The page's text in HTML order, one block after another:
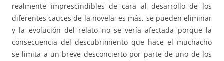
realmente imprescindibles de cara al desarrollo de los
diferentes cauces de la novela; es más, se pueden eliminar
y la evolución del relato no se vería afectada porque la
consecuencia del descubrimiento que hace el muchacho
se limita a un breve desconcierto por parte de uno de los